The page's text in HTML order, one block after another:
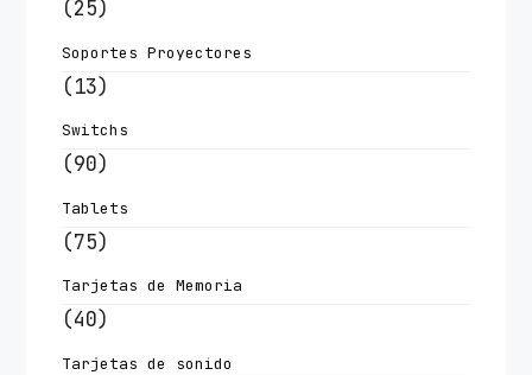
(25)
Soportes Proyectores
(13)
Switchs
(90)
Tablets
(75)
Tarjetas de Memoria
(40)
Tarjetas de sonido